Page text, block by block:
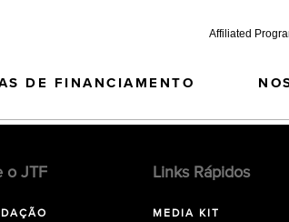
Affiliated
DE FINANCIAMENTO
o JTF Links Rápidos
MEDIA KIT